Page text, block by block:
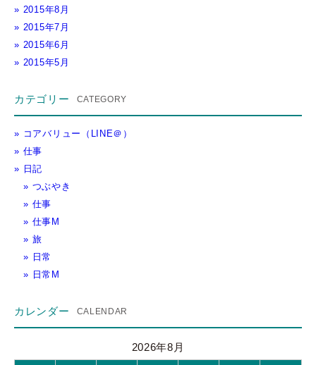
2015年8月
2015年7月
2015年6月
2015年5月
カテゴリー
コアバリュー（LINE＠）
仕事
日記
つぶやき
仕事
仕事M
旅
日常
日常M
カレンダー
2026年8月